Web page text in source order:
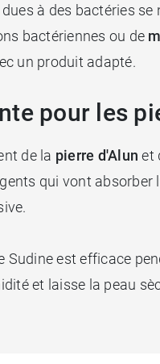
à des bactéries
bactériennes ou de
un produit adapté.
pour les
de la pierre d'Alun et
qui vont absorber
est efficace
et laisse la peau